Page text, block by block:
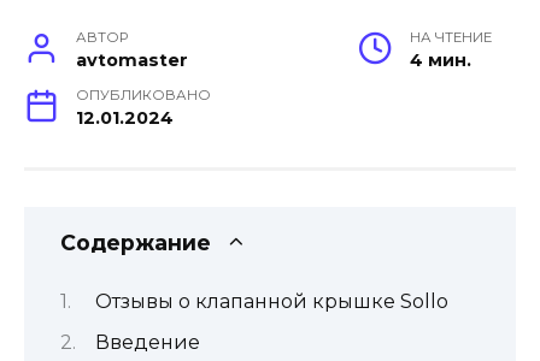
АВТОР
avtomaster
НА ЧТЕНИЕ
4 мин.
ОПУБЛИКОВАНО
12.01.2024
Содержание
Отзывы о клапанной крышке Sollo
Введение